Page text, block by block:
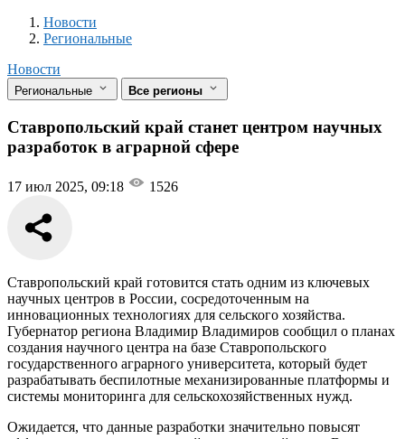
Новости
Разделы
Новости
Региональные
Новости
Региональные Все регионы
Ставропольский край станет центром научных
разработок в аграрной сфере
17 июл 2025, 09:18 1526
Ставропольский край готовится стать одним из ключевых
научных центров в России, сосредоточенным на
инновационных технологиях для сельского хозяйства.
Губернатор региона Владимир Владимиров сообщил о планах
создания научного центра на базе Ставропольского
государственного аграрного университета, который будет
разрабатывать беспилотные механизированные платформы и
системы мониторинга для сельскохозяйственных нужд.
Ожидается, что данные разработки значительно повысят